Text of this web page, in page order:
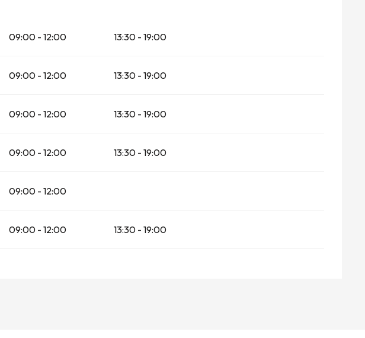
09:00 - 12:00 13:30 - 19:00
09:00 - 12:00 13:30 - 19:00
09:00 - 12:00 13:30 - 19:00
09:00 - 12:00 13:30 - 19:00
09:00 - 12:00
09:00 - 12:00 13:30 - 19:00